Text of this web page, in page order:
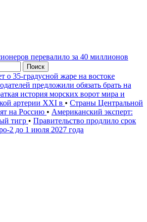
перевалило за 40 миллионов
Поиск
о 35-градусной жаре на востоке
предложили обязать брать на
история морских ворот мира и
артерии XXI в • Страны Центральной
на Россию • Американский эксперт:
тигр • Правительство продлило срок
2 до 1 июля 2027 года